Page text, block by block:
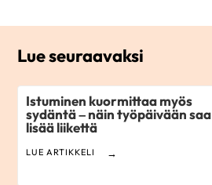
Lue seuraavaksi
Istuminen kuormittaa myös
sydäntä – näin työpäivään saa
lisää liikettä
LUE ARTIKKELI